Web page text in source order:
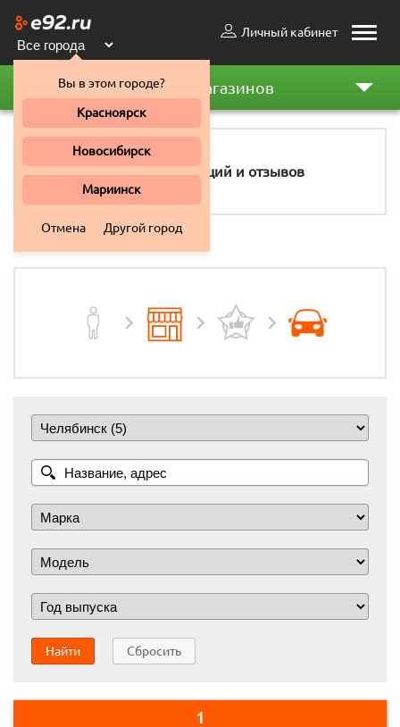
Toggle
Личный кабинет
Вы в этом городе?
Красноярск
Новосибирск
Мариинск
Отмена Другой город
Рейтинг магазинов
5 рекомендаций и отзывов
Найти Сбросить
1